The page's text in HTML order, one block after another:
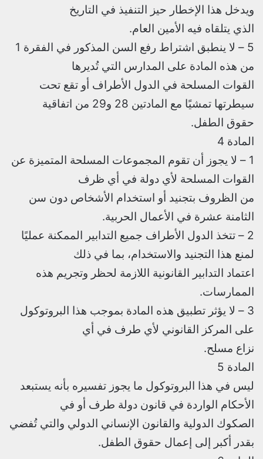
ويدخل هذا الإخطار حيز التنفيذ في التاريخ
الذي يتلقاه فيه الأمين العام.
5 – لا ينطبق اشتراط رفع السن المذكور في الفقرة 1
من هذه المادة على المدارس التي تُديرها
القوات المسلحة في الدول الأطراف أو تقع تحت
سيطرتها تمشيًا مع المادتين 28 و29 من اتفاقية
حقوق الطفل.
المادة 4
1 – لا يجوز أن تقوم المجموعات المسلحة المتميزة عن
القوات المسلحة لأي دولة في أي ظرف
من الظروف بتجنيد أو استخدام الأشخاص دون سن
الثامنة عشرة في الأعمال الحربية.
2 – تتخذ الدول الأطراف جميع التدابير الممكنة عمليًا
لمنع هذا التجنيد والاستخدام، بما في ذلك
اعتماد التدابير القانونية اللازمة لحظر وتجريم هذه
الممارسات.
3 – لا يؤثر تطبيق هذه المادة بموجب هذا البروتوكول
على المركز القانوني لأي طرف في أي
نزاع مسلح.
المادة 5
ليس في هذا البروتوكول ما يجوز تفسيره بأنه يستبعد
الأحكام الواردة في قانون دولة طرف أو في
الصكوك الدولية والقانون الإنساني الدولي والتي تُفضي
بقدر أكبر إلى إعمال حقوق الطفل.